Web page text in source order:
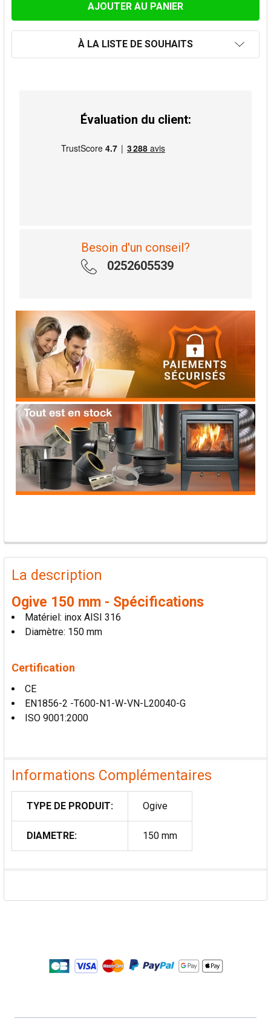
À LA LISTE DE SOUHAITS
Évaluation du client:
Besoin d'un conseil?
0252605539
PRODUITS
FRÉQUEMMENT
ACHETÉS
TOUT
SÉLECTIONNER
AJOUTER
SÉLECTION
AU PANIER
La description
Ogive 150 mm - Spécifications
Matériel: inox AISI 316
Diamètre: 150 mm
Certification
CE
EN1856-2 -T600-N1-W-VN-L20040-G
ISO 9001:2000
Informations Complémentaires
TYPE DE PRODUIT: Ogive
DIAMETRE: 150 mm